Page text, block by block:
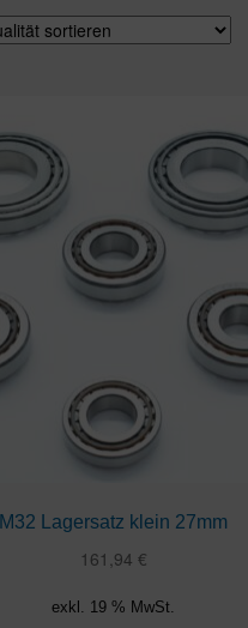
M32 Lagersatz klein 27mm
161,94 €
exkl. 19 % MwSt.